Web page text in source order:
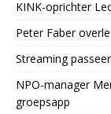
KINK-oprichter
Peter Faber
Streaming
NPO-manager
groepsapp